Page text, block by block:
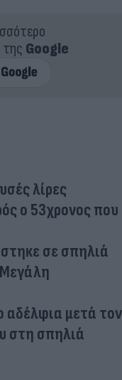
Google
λίρες
ο 53χρονος που
σε σπηλιά
αδέλφια μετά τον
στη σπηλιά